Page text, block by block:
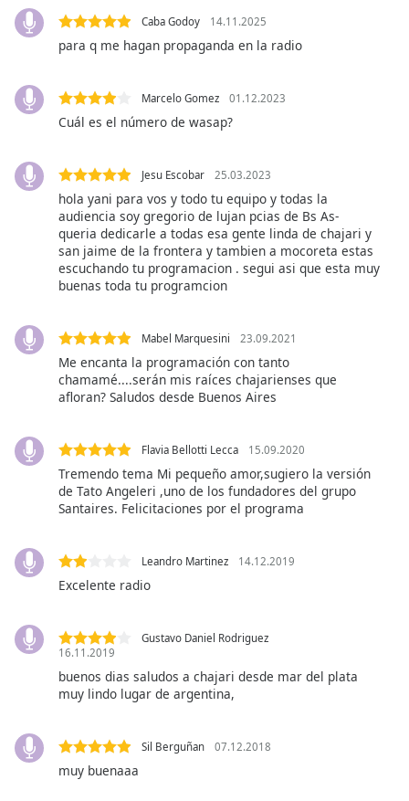
settings
dialog
off
selected
Picture-
Fullscreen
window.
Beginning
window.
Escape
the
window.
Text
Color
Text
Background
Caba Godoy 14.11.2025
para q me hagan propaganda en la radio
Marcelo Gomez 01.12.2023
Cuál es el número de wasap?
Jesu Escobar 25.03.2023
hola yani para vos y todo tu equipo y todas la
audiencia soy gregorio de lujan pcias de Bs As-
queria dedicarle a todas esa gente linda de chajari y
san jaime de la frontera y tambien a mocoreta estas
escuchando tu programacion . segui asi que esta muy
buenas toda tu programcion
Mabel Marquesini 23.09.2021
Me encanta la programación con tanto
chamamé....serán mis raíces chajarienses que
afloran? Saludos desde Buenos Aires
Flavia Bellotti Lecca 15.09.2020
Tremendo tema Mi pequeño amor,sugiero la versión
de Tato Angeleri ,uno de los fundadores del grupo
Santaires. Felicitaciones por el programa
Leandro Martinez 14.12.2019
Excelente radio
Gustavo Daniel Rodriguez
16.11.2019
buenos dias saludos a chajari desde mar del plata
muy lindo lugar de argentina,
Sil Berguñan 07.12.2018
muy buenaaa